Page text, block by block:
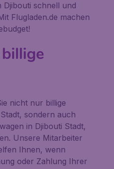
Djibouti schnell und
Flugladen.de machen
nicht nur billige
sondern auch
in Djibouti Stadt,
Unsere Mitarbeiter
Ihnen, wenn
oder Zahlung Ihrer